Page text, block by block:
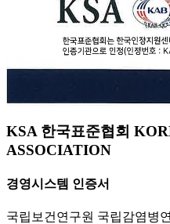
KSA 한국표준협회
ASSOCIATION
경영시스템 인증서
국립보건연구원 국립감염병